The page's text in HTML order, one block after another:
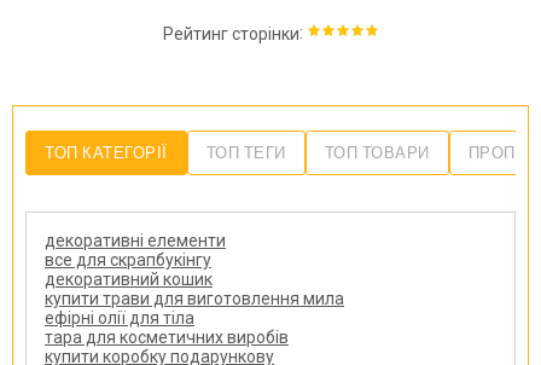
Рейтинг сторінки:
ТОП КАТЕГОРІЇ ТОП ТЕГИ ТОП ТОВАРИ
декоративні елементи
все для скрапбукінгу
декоративний кошик
купити трави для виготовлення мила
ефірні олії для тіла
тара для косметичних виробів
купити коробку подарункову